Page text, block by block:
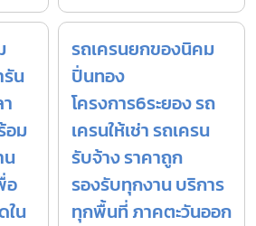
น
ม
น
อ
ใน
รถเครนยกของนิคม
ปิ่นทอง
โครงการ6ระยอง รถ
เครนให้เช่า รถเครน
รับจ้าง ราคาถูก
รองรับทุกงาน บริการ
ทุกพื้นที่ ภาคตะวันออก